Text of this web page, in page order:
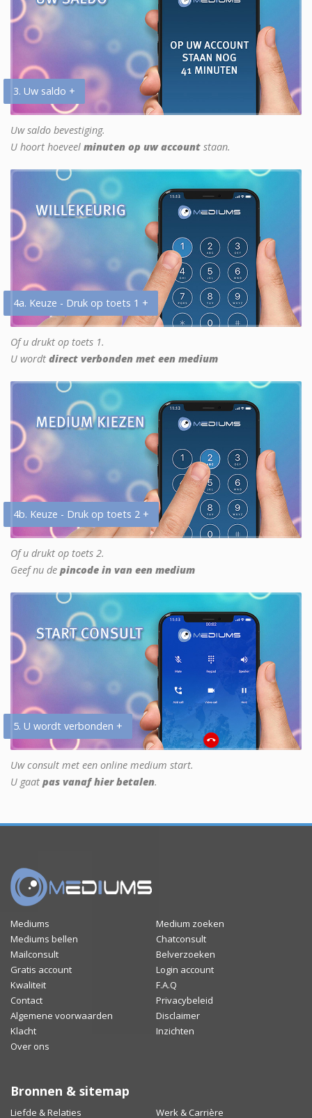
3. Uw saldo +
Uw saldo bevestiging.
U hoort hoeveel minuten op uw account staan.
4a. Keuze - Druk op toets 1 +
Of u drukt op toets 1.
U wordt direct verbonden met een medium
4b. Keuze - Druk op toets 2 +
Of u drukt op toets 2.
Geef nu de pincode in van een medium
5. U wordt verbonden +
Uw consult met een online medium start.
U gaat pas vanaf hier betalen.
Mediums
Medium zoeken
Mediums bellen
Chatconsult
Mailconsult
Belverzoeken
Gratis account
Login account
Kwaliteit
F.A.Q
Contact
Privacybeleid
Algemene voorwaarden
Disclaimer
Klacht
Inzichten
Over ons
Bronnen & sitemap
Liefde & Relaties Werk & Carrière